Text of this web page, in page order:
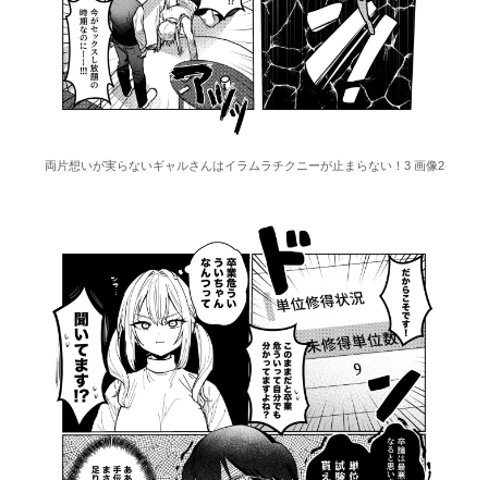
両片想いが実らないギャルさんはイラムラチクニーが止まらない！3 画像2